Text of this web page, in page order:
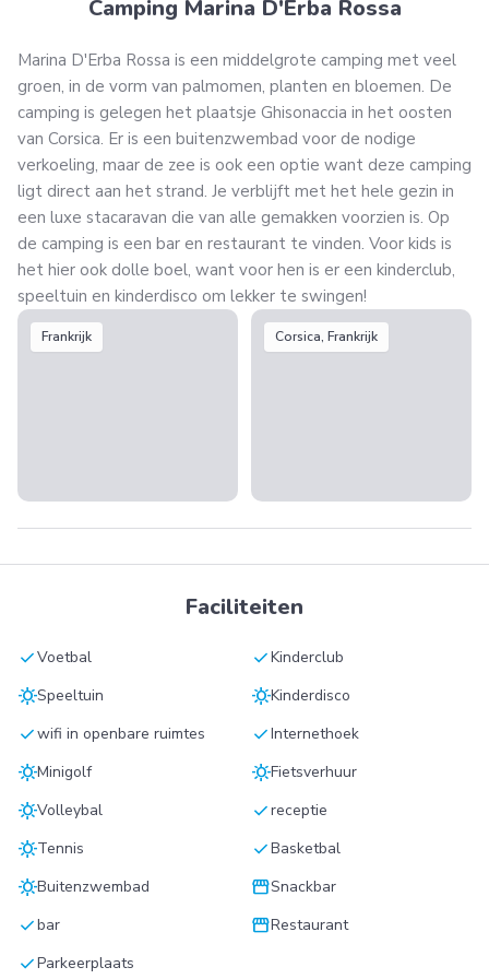
Camping Marina D'Erba Rossa
Marina D'Erba Rossa is een middelgrote camping met veel
groen, in de vorm van palmomen, planten en bloemen. De
camping is gelegen het plaatsje Ghisonaccia in het oosten
van Corsica. Er is een buitenzwembad voor de nodige
verkoeling, maar de zee is ook een optie want deze camping
ligt direct aan het strand. Je verblijft met het hele gezin in
een luxe stacaravan die van alle gemakken voorzien is. Op
de camping is een bar en restaurant te vinden. Voor kids is
het hier ook dolle boel, want voor hen is er een kinderclub,
speeltuin en kinderdisco om lekker te swingen!
Frankrijk Corsica, Frankrijk
Faciliteiten
checkVoetbal checkKinderclub
sunnySpeeltuin sunnyKinderdisco
checkwifi in openbare ruimtes checkInternethoek
sunnyMinigolf sunnyFietsverhuur
sunnyVolleybal checkreceptie
sunnyTennis checkBasketbal
sunnyBuitenzwembad storefrontSnackbar
checkbar storefrontRestaurant
checkParkeerplaats